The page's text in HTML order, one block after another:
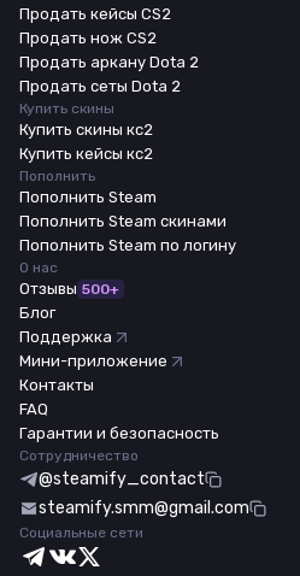
Продать кейсы CS2
Продать нож CS2
Продать аркану Dota 2
Продать сеты Dota 2
Купить скины
Купить скины кс2
Купить кейсы кс2
Пополнить
Пополнить Steam
Пополнить Steam скинами
Пополнить Steam по логину
О нас
Отзывы 500+
Блог
Поддержка
Мини-приложение
Контакты
FAQ
Гарантии и безопасность
Сотрудничество
@steamify_contact
steamify.smm@gmail.com
Социальные сети